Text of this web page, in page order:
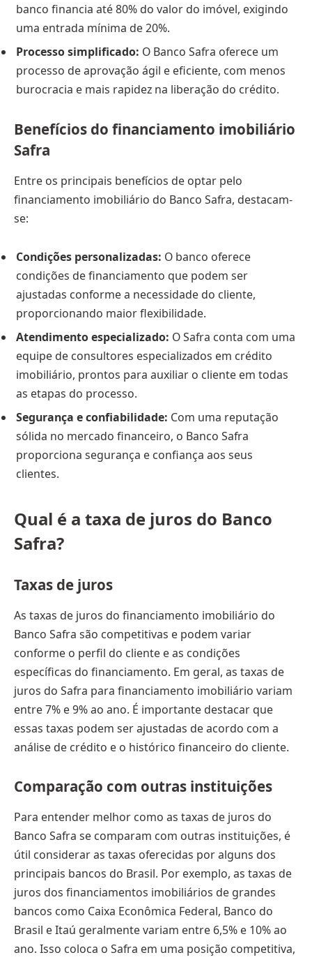
banco financia até 80% do valor do imóvel, exigindo
uma entrada mínima de 20%.
Processo simplificado: O Banco Safra oferece um
processo de aprovação ágil e eficiente, com menos
burocracia e mais rapidez na liberação do crédito.
Benefícios do financiamento imobiliário
Safra
Entre os principais benefícios de optar pelo
financiamento imobiliário do Banco Safra, destacam-
se:
Condições personalizadas: O banco oferece
condições de financiamento que podem ser
ajustadas conforme a necessidade do cliente,
proporcionando maior flexibilidade.
Atendimento especializado: O Safra conta com uma
equipe de consultores especializados em crédito
imobiliário, prontos para auxiliar o cliente em todas
as etapas do processo.
Segurança e confiabilidade: Com uma reputação
sólida no mercado financeiro, o Banco Safra
proporciona segurança e confiança aos seus
clientes.
Qual é a taxa de juros do Banco
Safra?
Taxas de juros
As taxas de juros do financiamento imobiliário do
Banco Safra são competitivas e podem variar
conforme o perfil do cliente e as condições
específicas do financiamento. Em geral, as taxas de
juros do Safra para financiamento imobiliário variam
entre 7% e 9% ao ano. É importante destacar que
essas taxas podem ser ajustadas de acordo com a
análise de crédito e o histórico financeiro do cliente.
Comparação com outras instituições
Para entender melhor como as taxas de juros do
Banco Safra se comparam com outras instituições, é
útil considerar as taxas oferecidas por alguns dos
principais bancos do Brasil. Por exemplo, as taxas de
juros dos financiamentos imobiliários de grandes
bancos como Caixa Econômica Federal, Banco do
Brasil e Itaú geralmente variam entre 6,5% e 10% ao
ano. Isso coloca o Safra em uma posição competitiva,